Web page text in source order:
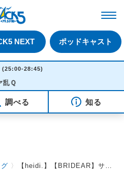
NEXT ポッドキャスト
(25:00-28:45)
調べる 知る
〉 【heidi.】【BRIDEAR】サイン入りステッカー当選者